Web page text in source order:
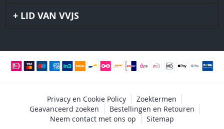
LID VAN VVJS
Privacy en Cookie Policy
Zoektermen
Geavanceerd zoeken
Bestellingen en Retouren
Neem contact met ons op
Sitemap